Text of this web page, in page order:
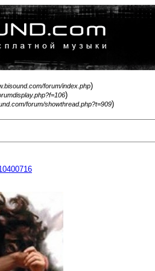
forum/index.php)
)
forum/showthread.php?t=909)